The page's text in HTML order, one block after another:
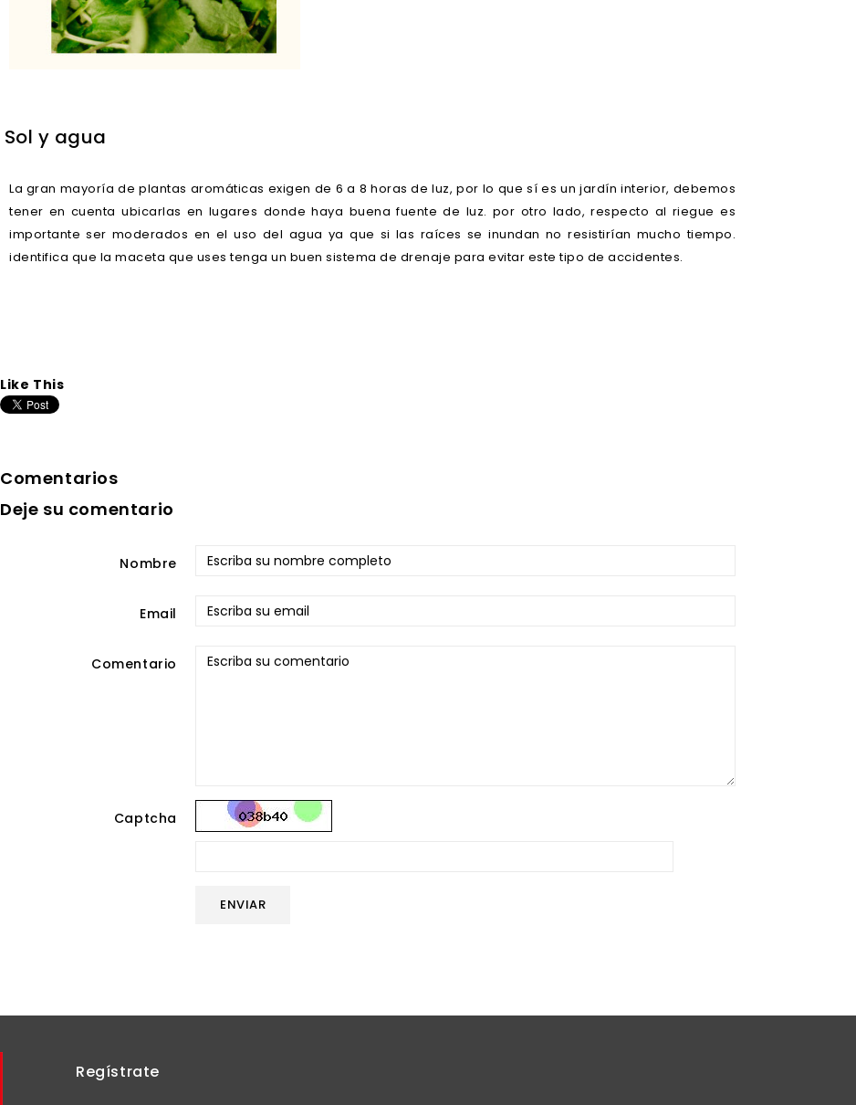
Sol y agua
La gran mayoría de plantas aromáticas exigen de 6 a 8 horas de luz, por lo que sí es un jardín interior, debemos
tener en cuenta ubicarlas en lugares donde haya buena fuente de luz. por otro lado, respecto al riegue es
importante ser moderados en el uso del agua ya que si las raíces se inundan no resistirían mucho tiempo.
identifica que la maceta que uses tenga un buen sistema de drenaje para evitar este tipo de accidentes.
Like This
Comentarios
Deje su comentario
Nombre
Email
Comentario
Captcha
ENVIAR
Regístrate